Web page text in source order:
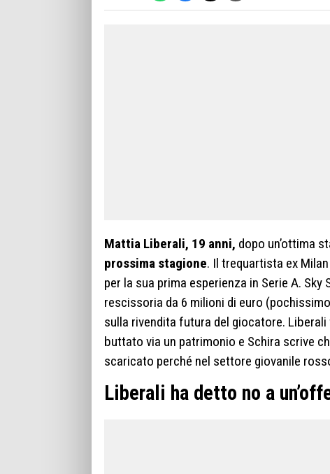
Mattia Liberali, 19 anni, dopo un’ottima
prossima stagione. Il trequartista ex
per la sua prima esperienza in Serie A. Sky
rescissoria da 6 milioni di euro
sulla rivendita futura del giocatore.
buttato via un patrimonio e Schira scrive
scaricato perché nel settore giovanile
Liberali ha detto no a